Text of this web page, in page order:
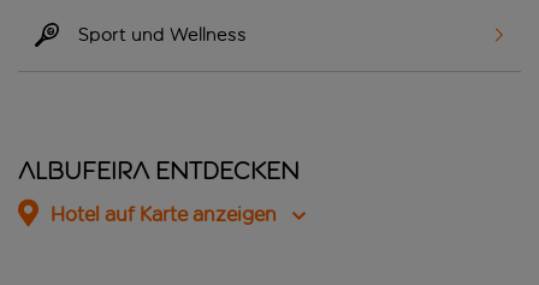
Sport und Wellness
Albufeira entdecken
Hotel auf Karte anzeigen